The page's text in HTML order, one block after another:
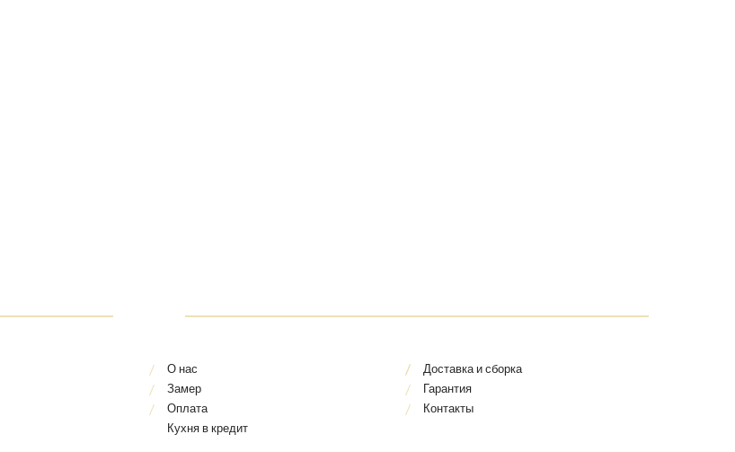
О нас
Замер
Оплата
Кухня в кредит
Доставка и сборка
Гарантия
Контакты